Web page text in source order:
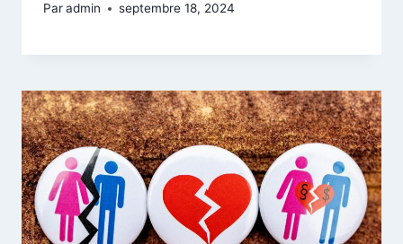
Paradmin septembre 18, 2024